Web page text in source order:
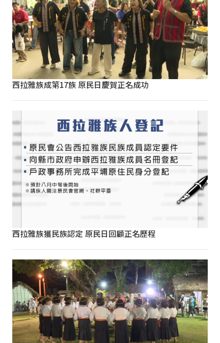
西拉雅族成第17族 原民日慶賀正名成功
西拉雅族獲民族認定 原民日回顧正名歷程